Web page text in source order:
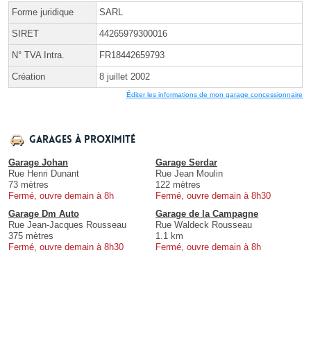
Forme juridique SARL
SIRET 44265979300016
N° TVA Intra. FR18442659793
Création 8 juillet 2002
Éditer les informations de mon garage concessionnaire
Garages à proximité
Garage Johan
Rue Henri Dunant
73 mètres
Fermé, ouvre demain à 8h
Garage Serdar
Rue Jean Moulin
122 mètres
Fermé, ouvre demain à 8h30
Garage Dm Auto
Rue Jean-Jacques Rousseau
375 mètres
Fermé, ouvre demain à 8h30
Garage de la Campagne
Rue Waldeck Rousseau
1.1 km
Fermé, ouvre demain à 8h